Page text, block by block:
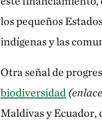
los pequeños
indígenas y las
Otra señal de
biodiversidad
Maldivas y Ecuador,